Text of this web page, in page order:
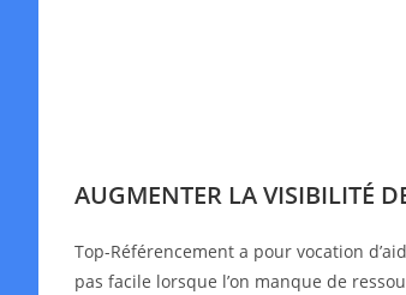
AUGMENTER LA VISIBILITÉ
Top-Référencement a pour vocation
pas facile lorsque l’on manque de